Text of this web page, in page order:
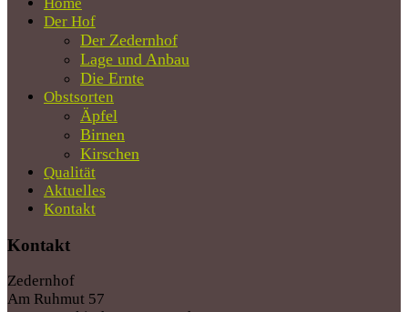
Der Hof
Der Zedernhof
Lage und Anbau
Die Ernte
Obstsorten
Äpfel
Birnen
Kirschen
Qualität
Aktuelles
Kontakt
Kontakt
Zedernhof
Am Ruhmut 57